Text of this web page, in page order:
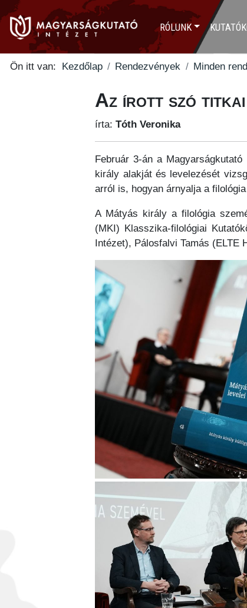
RÓLUNK
Ön itt van:
Kezdőlap Rendezvények Minden
Az írott szó titkai
írta:Tóth Veronika
Február 3-án a
király alakját és levelezését
arról is, hogyan árnyalja a
A Mátyás király a filológia
(MKI) Klasszika-filológiai
Intézet), Pálosfalvi Tamás (ELTE